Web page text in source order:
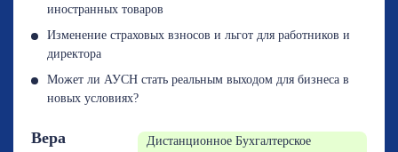
иностранных товаров
Изменение страховых взносов и льгот для работников и
директора
Может ли АУСН стать реальным выходом для бизнеса в
новых условиях?
Вера
Дистанционное Бухгалтерское